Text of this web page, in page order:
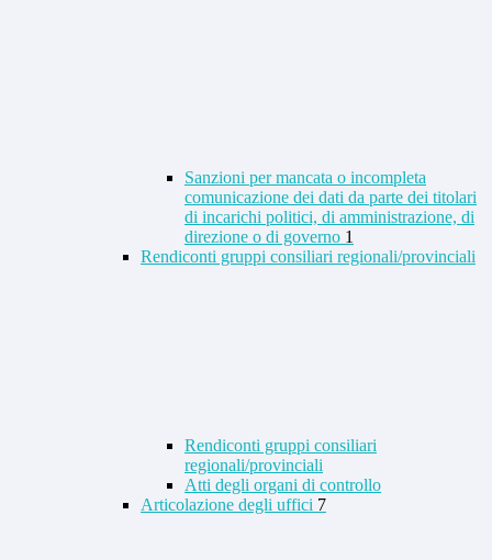
Sanzioni per mancata o incompleta
comunicazione dei dati da parte dei titolari
di incarichi politici, di amministrazione, di
direzione o di governo 1
Rendiconti gruppi consiliari regionali/provinciali
Rendiconti gruppi consiliari
regionali/provinciali
Atti degli organi di controllo
Articolazione degli uffici 7